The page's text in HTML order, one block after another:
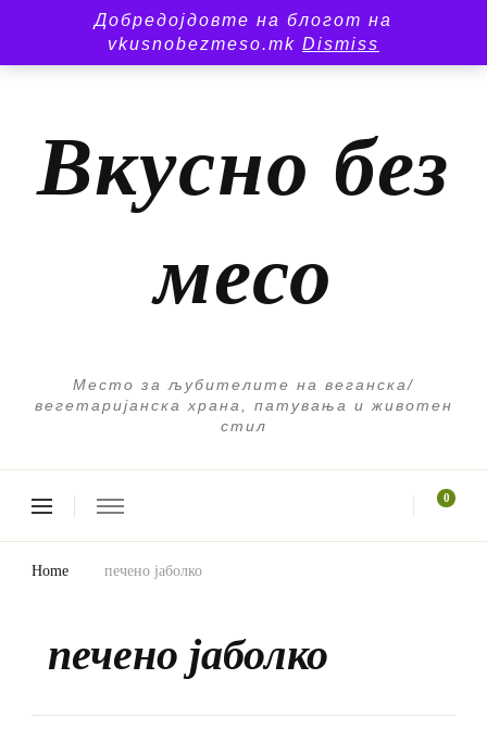
Добредојдовте на блогот на
vkusnobezmeso.mk Dismiss
Вкусно без
месо
Место за љубителите на веганска/
вегетаријанска храна, патувања и животен
стил
Something?
0
Home печено јаболко
печено јаболко